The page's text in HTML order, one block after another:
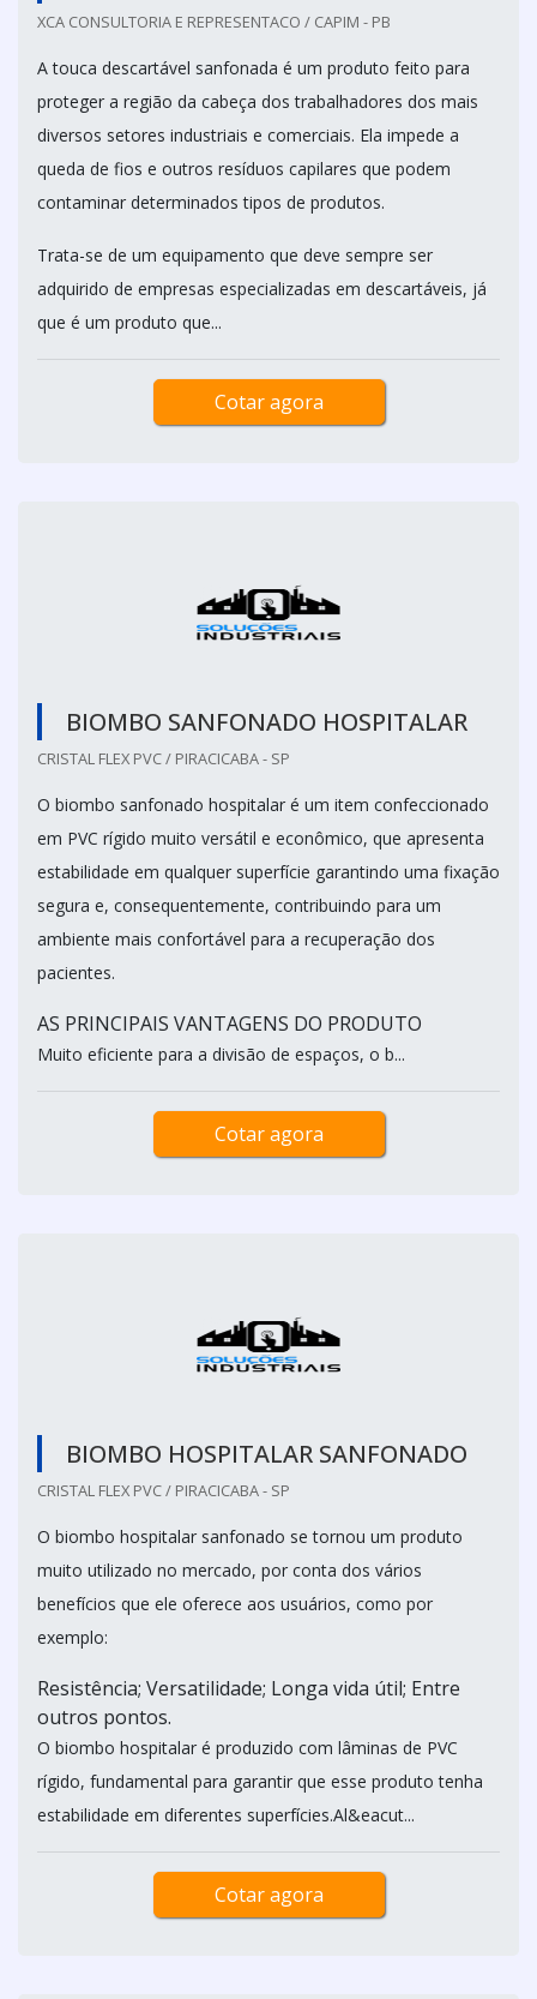
XCA CONSULTORIA E REPRESENTACO / CAPIM - PB
A touca descartável sanfonada é um produto feito para
proteger a região da cabeça dos trabalhadores dos mais
diversos setores industriais e comerciais. Ela impede a
queda de fios e outros resíduos capilares que podem
contaminar determinados tipos de produtos.
Trata-se de um equipamento que deve sempre ser
adquirido de empresas especializadas em descartáveis, já
que é um produto que...
Cotar agora
BIOMBO SANFONADO HOSPITALAR
CRISTAL FLEX PVC / PIRACICABA - SP
O biombo sanfonado hospitalar é um item confeccionado
em PVC rígido muito versátil e econômico, que apresenta
estabilidade em qualquer superfície garantindo uma fixação
segura e, consequentemente, contribuindo para um
ambiente mais confortável para a recuperação dos
pacientes.
AS PRINCIPAIS VANTAGENS DO PRODUTO
Muito eficiente para a divisão de espaços, o b...
Cotar agora
BIOMBO HOSPITALAR SANFONADO
CRISTAL FLEX PVC / PIRACICABA - SP
O biombo hospitalar sanfonado se tornou um produto
muito utilizado no mercado, por conta dos vários
benefícios que ele oferece aos usuários, como por
exemplo:
Resistência; Versatilidade; Longa vida útil; Entre
outros pontos.
O biombo hospitalar é produzido com lâminas de PVC
rígido, fundamental para garantir que esse produto tenha
estabilidade em diferentes superfícies.Al&eacut...
Cotar agora